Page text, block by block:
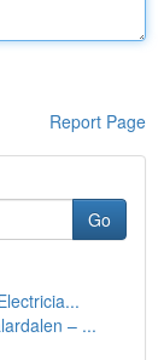
Report Page
Go
– ...